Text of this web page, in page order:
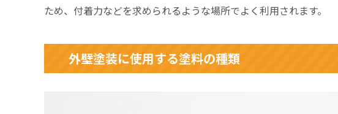
ため、付着力などを求められるような場所でよく利用されます。
外壁塗装に使用する塗料の種類